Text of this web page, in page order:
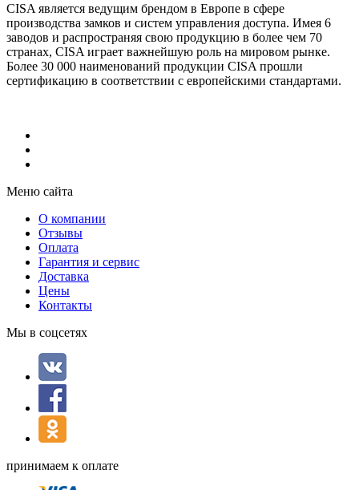
CISA является ведущим брендом в Европе в сфере
производства замков и систем управления доступа. Имея 6
заводов и распространяя свою продукцию в более чем 70
странах, CISA играет важнейшую роль на мировом рынке.
Более 30 000 наименований продукции CISA прошли
сертификацию в соответствии с европейскими стандартами.
Меню сайта
О компании
Отзывы
Оплата
Гарантия и сервис
Доставка
Цены
Контакты
Мы в соцсетях
принимаем к оплате